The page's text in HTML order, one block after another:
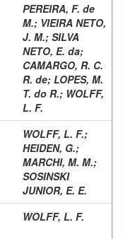
PEREIRA, F. de
M.; VIEIRA NETO,
J. M.; SILVA
NETO, E. da;
CAMARGO, R. C.
R. de; LOPES, M.
T. do R.; WOLFF,
L. F.
WOLFF, L. F.;
HEIDEN, G.;
MARCHI, M. M.;
SOSINSKI
JUNIOR, E. E.
WOLFF, L. F.